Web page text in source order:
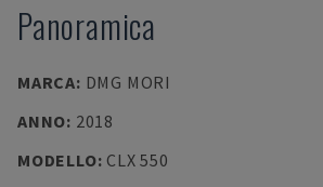
Panoramica
MARCA: DMG MORI
ANNO: 2018
MODELLO: CLX 550